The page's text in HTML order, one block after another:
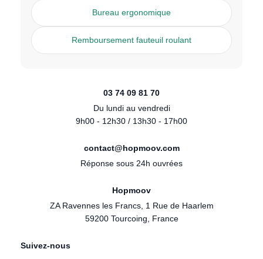
Bureau ergonomique
Remboursement fauteuil roulant
03 74 09 81 70
Du lundi au vendredi
9h00 - 12h30 / 13h30 - 17h00
contact@hopmoov.com
Réponse sous 24h ouvrées
Hopmoov
ZA Ravennes les Francs, 1 Rue de Haarlem
59200 Tourcoing, France
Suivez-nous